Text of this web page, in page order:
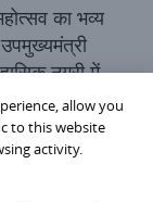
का भव्य
नगरी में
allow you
to this website
activity.